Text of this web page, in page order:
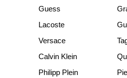
Guess
Lacoste
Versace
Calvin Klein
Philipp Plein